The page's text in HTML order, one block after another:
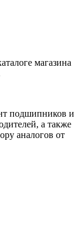
магазина
подшипников и
а также
аналогов от